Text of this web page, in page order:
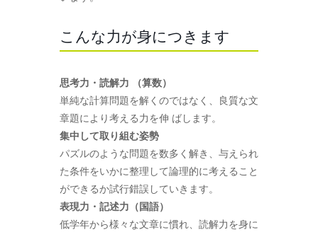
こんな力が身につきます
思考力・読解力 （算数）
単純な計算問題を解くのではなく、良質な文
章題により考える力を伸 ばします。
集中して取り組む姿勢
パズルのような問題を数多く解き、与えられ
た条件をいかに整理して論理的に考えること
ができるか試行錯誤していきます。
表現力・記述力（国語）
低学年から様々な文章に慣れ、読解力を身に